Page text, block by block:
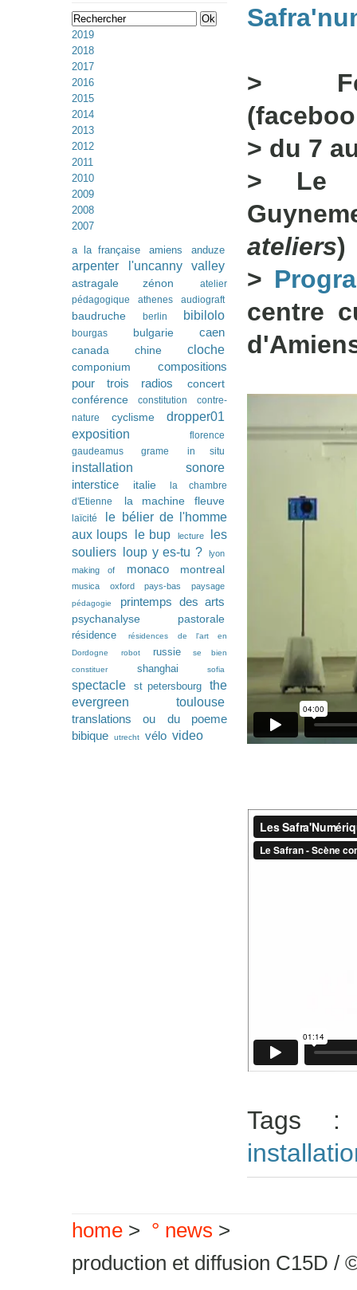
2019
2018
2017
2016
2015
2014
2013
2012
2011
2010
2009
2008
2007
a la française
amiens anduze
arpenter l'uncanny valley
astragale zénon
atelier
pédagogique
athenes audiograft
baudruche berlin bibilolo
bourgas bulgarie caen
canada chine cloche
componium
compositions
pour trois radios
concert
conférence
constitution
contre-
nature
cyclisme
dropper01
exposition
florence
gaudeamus
grame in situ
installation sonore
interstice italie
la chambre
d'Etienne
la machine fleuve
laïcité
le bélier de l'homme
aux loups
le bup lecture
les
souliers loup y es-tu ?
lyon
making of
monaco montreal
musica oxford pays-bas paysage
pédagogie printemps des arts
psychanalyse pastorale
résidence
résidences de l'art en
Dordogne
robot russie
se bien
constituer
shanghai sofia
spectacle st petersbourg
the
evergreen
toulouse
translations ou du poeme
bibique
utrecht vélo video
>
> du 7
> Le
ateliers)
>
centre
Tags
home > ° news >
production et diffusion C15D /